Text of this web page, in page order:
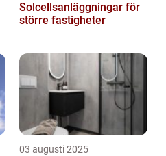
Solcellsanläggningar för
större fastigheter
03 augusti 2025